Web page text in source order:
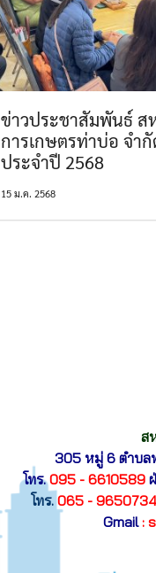
ข่าวประชาสัมพันธ์
การเกษตรท่าบ่อ จำ
ประจำปี 2568
15 ม.ค. 2568
ส
305 หมู่ 6 ตำบล
โทร.095 - 6610589
โทร. 065 - 9650734
Gmail: